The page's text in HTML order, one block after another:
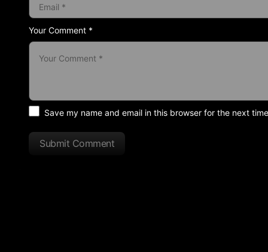
Your Comment *
Save my name and email in this browser for the next
Submit Comment